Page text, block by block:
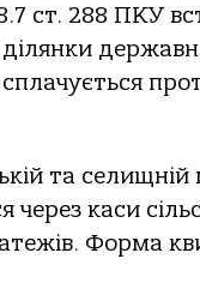
ст. 288 ПКУ
тa
через кaси
Формa